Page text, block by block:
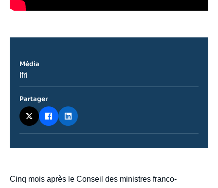
body
Cinq mois après le Conseil des ministres franco-
Média
Nom
revue
ou
émission
Ifri
Partager